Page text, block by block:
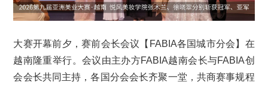
大赛开幕前夕，赛前会长会议【FABIA各国城市分会】在
越南隆重举行。会议由主办方FABIA越南会长与FABIA创
会会长共同主持，各国分会会长齐聚一堂，共商赛事规程